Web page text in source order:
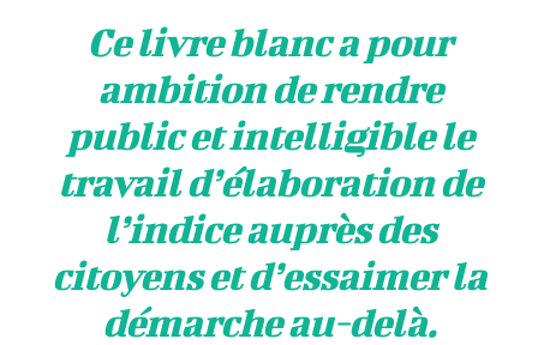
Ce livre blanc a pour
ambition de rendre
public et intelligible le
travail d’élaboration de
l’indice auprès des
citoyens et d’essaimer la
démarche au-delà.